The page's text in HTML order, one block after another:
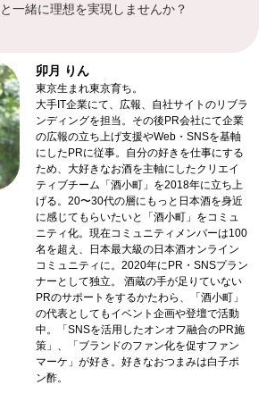
一緒に理想を実現しませんか？
卯月 りん
東京生まれ東京育ち。
大手IT企業にて、広報、自社サイトのリブラ
ンディングを担当。その後PR会社にて企業
の広報の立ち上げ支援やWeb・SNSを基軸
にしたPRに従事。自分の好きを仕事にする
ため、大好きなお酒を主軸にしたクリエイ
ティブチーム「酒小町」を2018年に立ち上
げる。20〜30代の層にもっと日本酒を身近
に感じてもらいたいと「酒小町」をコミュ
ニティ化。現在コミュニティメンバーは100
名を超え、日本最大級の日本酒オンライン
コミュニティに。2020年にPR・SNSプラン
ナーとして独立。 酒蔵の手が足りていない
PRのサポートをするかたわら、「酒小町」
の代表としてもイベント企画や登壇で活動
中。「SNSを活用したオンオフ融合のPR施
策」、「ブランドのファン化を促すファン
マーケ」が好き。好きなおつまみは白子ポ
ン酢。